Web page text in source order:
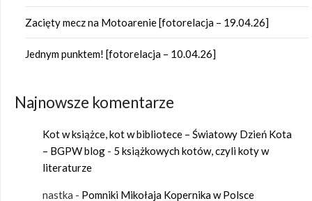
Zacięty mecz na Motoarenie [fotorelacja – 19.04.26]
Jednym punktem! [fotorelacja – 10.04.26]
Najnowsze komentarze
Kot w książce, kot w bibliotece – Światowy Dzień Kota
– BGPW blog - 5 książkowych kotów, czyli koty w
literaturze
nastka - Pomniki Mikołaja Kopernika w Polsce